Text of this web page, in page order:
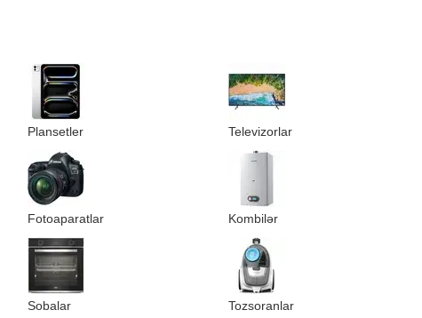
Plansetler Televizorlar
Fotoaparatlar Kombilər
Sobalar Tozsoranlar